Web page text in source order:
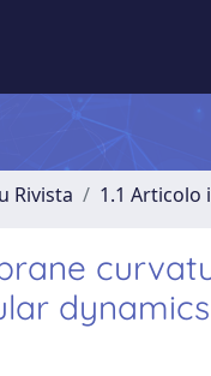
Rivista 1.1 Articolo